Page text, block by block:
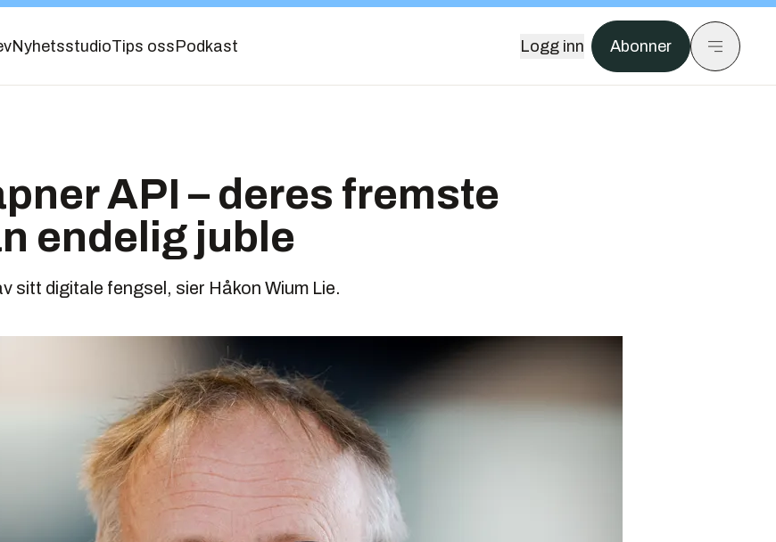
NyhetsstudioTips oss Podkast Logg inn Abonner
API – deres fremste
endelig juble
sitt digitale fengsel, sier Håkon Wium Lie.